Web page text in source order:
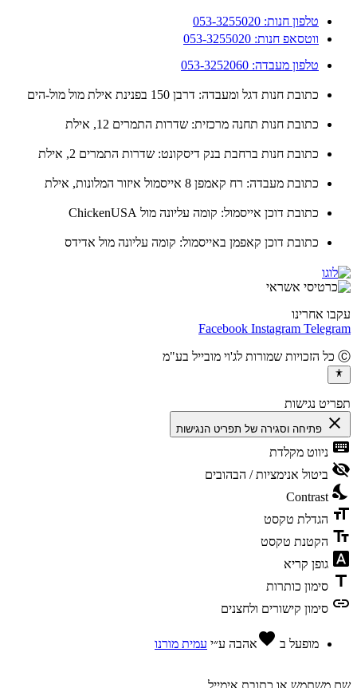
טלפון חנות: 053-3255020
ווטסאפ חנות: 053-3255020
טלפון מעבדה: 053-3252060
כתובת חנות דגל ומעבדה: דרבן 150 בפנינת אילת מול מול-הים
כתובת חנות תחנה מרכזית: שדרות התמרים 12, אילת
כתובת חנות ברחבת בנק דיסקונט: שדרות התמרים 2, אילת
כתובת מעבדה: רח קאמפן 8 אייסמול איזור המלונות, אילת
כתובת דוכן אייסמול: קומה עליונה מול ChickenUSA
כתובת דוכן קאפמן באייסמול: קומה עליונה מול אדידס
אחרינו
Facebook Instagram
נגישות
פתיחה וסגירה של תפריט הנגישות
ניווט מקלדת
ביטול אנימציות / הבהובים
Contrast
הגדלת טקסט
הקטנת טקסט
גופן קריא
סימון כותרות
סימון קישורים ולחצנים
מופעל בfavorite אהבהע״י עמית מורנו
או כתובת אימייל